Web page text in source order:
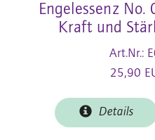
Engelessenz
Kraft und
Art.Nr.:
25,90
Details